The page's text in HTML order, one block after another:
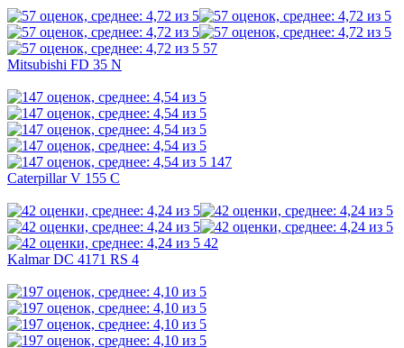
57
Mitsubishi FD 35 N
147
Caterpillar V 155 C
42
Kalmar DC 4171 RS 4